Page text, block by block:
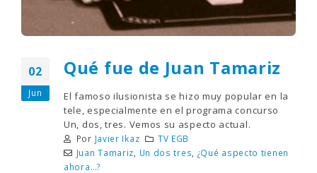
02
Jun
Qué fue de Juan Tamariz
El famoso ilusionista se hizo muy popular en la
tele, especialmente en el programa concurso
Un, dos, tres. Vemos su aspecto actual.
Por Javier Ikaz
TV EGB
Juan Tamariz
Un dos tres ¿Qué aspecto tienen
ahora…?